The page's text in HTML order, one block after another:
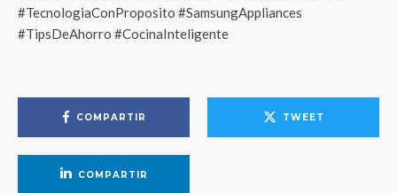
#TecnologiaConProposito #SamsungAppliances
#TipsDeAhorro #CocinaInteligente
COMPARTIR TWEET
COMPARTIR